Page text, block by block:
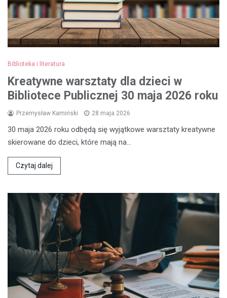
Biblioteka i literatura
Kreatywne warsztaty dla dzieci w
Bibliotece Publicznej 30 maja 2026 roku
Przemysław Kamiński 28 maja 2026
30 maja 2026 roku odbędą się wyjątkowe warsztaty kreatywne
skierowane do dzieci, które mają na…
Czytaj dalej